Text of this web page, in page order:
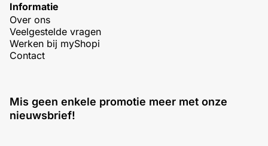
Informatie
Over ons
Veelgestelde vragen
Werken bij myShopi
Contact
Mis geen enkele promotie meer met onze
nieuwsbrief!